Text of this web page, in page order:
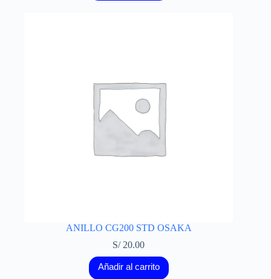
ANILLO CG200 STD OSAKA
S/20.00
Añadir al carrito